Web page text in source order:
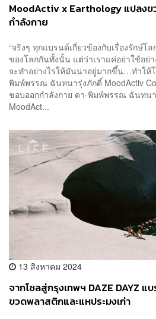
MoodActiv x Earthology แปลง
กำลังกาย
“จริงๆ ทุกแบรนด์เกี่ยวข้องกับเรื่องรักษ์โ
ของโลกกันทั้งนั้น แต่ว่าเราแค่อย่าใช้อย่า
จะทำอย่างไรให้มันน่าอยู่มากขึ้น…ทำให้
พิมพ์พรรณ ฉันทนารุ่งภักดิ์ MoodActiv
ชอบออกกำลังกาย ดา-พิมพ์พรรณ ฉันทน
MoodAct...
13 สิงหาคม 2024
จากโซลสู่กรุงเทพฯ DAZE DAYZ
ขวดพลาสติกและแหประมงเก่า